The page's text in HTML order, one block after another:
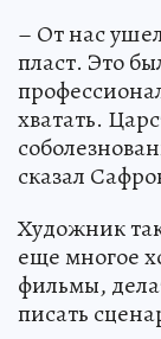
– От нас
пласт. Это
хватать.
сказал
Художник
еще многое
фильмы,
писать